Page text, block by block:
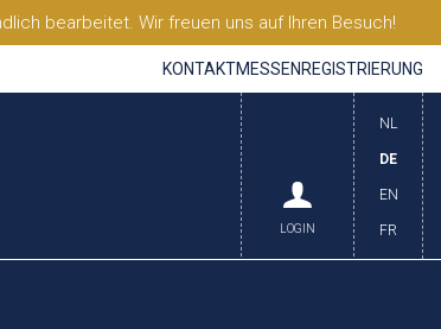
bearbeitet. Wir freuen uns auf Ihren Besuch!
KONTAKTMESSEN REGISTRIERUNG
NL
DE
EN
FR
LOGIN